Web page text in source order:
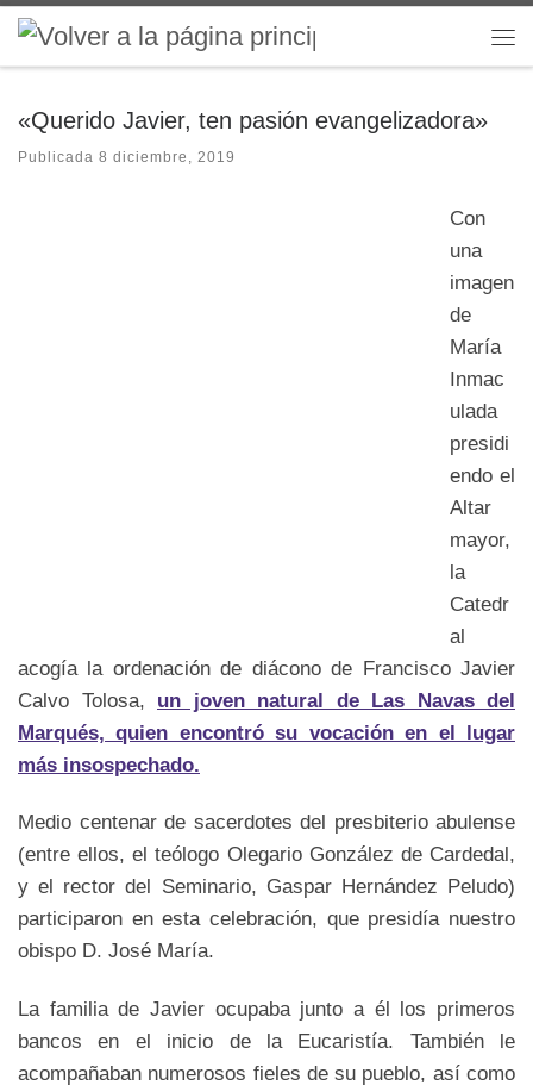
Saltar al contenido
«Querido Javier, ten pasión evangelizadora»
Publicada 8 diciembre, 2019
Con
una
imagen
de
María
Inmac
ulada
presidi
endo el
Altar
mayor,
la
Catedr
al
acogía la ordenación de diácono de Francisco Javier
Calvo Tolosa, un joven natural de Las Navas del
Marqués, quien encontró su vocación en el lugar
más insospechado.
Medio centenar de sacerdotes del presbiterio abulense
(entre ellos, el teólogo Olegario González de Cardedal,
y el rector del Seminario, Gaspar Hernández Peludo)
participaron en esta celebración, que presidía nuestro
obispo D. José María.
La familia de Javier ocupaba junto a él los primeros
bancos en el inicio de la Eucaristía. También le
acompañaban numerosos fieles de su pueblo, así como